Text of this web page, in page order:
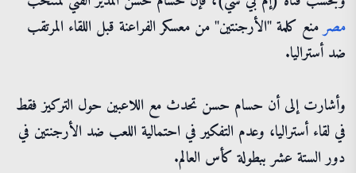
مصرمنع كلمة "الأرجنتين" من معسكر الفراعنة قبل اللقاء المرتقب
ضد أستراليا.
وأشارت إلى أن حسام حسن تحدث مع اللاعبين حول التركيز فقط
في لقاء أستراليا، وعدم التفكير في احتمالية اللعب ضد الأرجنتين في
دور الستة عشر ببطولة كأس العالم.